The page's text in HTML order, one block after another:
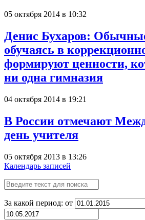
05 октября 2014 в 10:32
Денис Бухаров:
обучаясь в
формируют ценности,
ни одна гимназия
04 октября 2014 в 19:21
В России отмечают
день учителя
05 октября 2013 в 13:26
Календарь записей
За какой период: от